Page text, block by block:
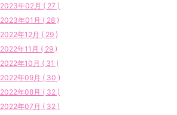
2023年02月 ( 27 )
2023年01月 ( 28 )
2022年12月 ( 29 )
2022年11月 ( 29 )
2022年10月 ( 31 )
2022年09月 ( 30 )
2022年08月 ( 32 )
2022年07月 ( 32 )